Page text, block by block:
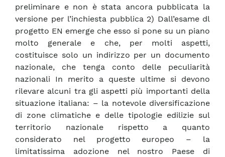
preliminare e non è stata ancora pubblicata la
versione per l’inchiesta pubblica 2) Dall’esame dl
progetto EN emerge che esso si pone su un piano
molto generale e che, per molti aspetti,
costituisce solo un indirizzo per un documento
nazionale, che tenga conto delle peculiarità
nazionali In merito a queste ultime si devono
rilevare alcuni tra gli aspetti più importanti della
situazione italiana: – la notevole diversificazione
di zone climatiche e delle tipologie edilizie sul
territorio nazionale rispetto a quanto
considerato nel progetto europeo – la
limitatissima adozione nel nostro Paese di